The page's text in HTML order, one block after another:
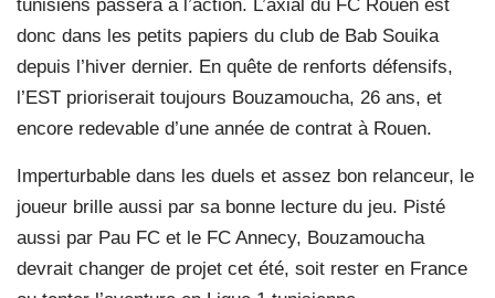
tunisiens passera à l’action. L’axial du FC Rouen est
donc dans les petits papiers du club de Bab Souika
depuis l’hiver dernier. En quête de renforts défensifs,
l’EST prioriserait toujours Bouzamoucha, 26 ans, et
encore redevable d’une année de contrat à Rouen.
Imperturbable dans les duels et assez bon relanceur, le
joueur brille aussi par sa bonne lecture du jeu. Pisté
aussi par Pau FC et le FC Annecy, Bouzamoucha
devrait changer de projet cet été, soit rester en France